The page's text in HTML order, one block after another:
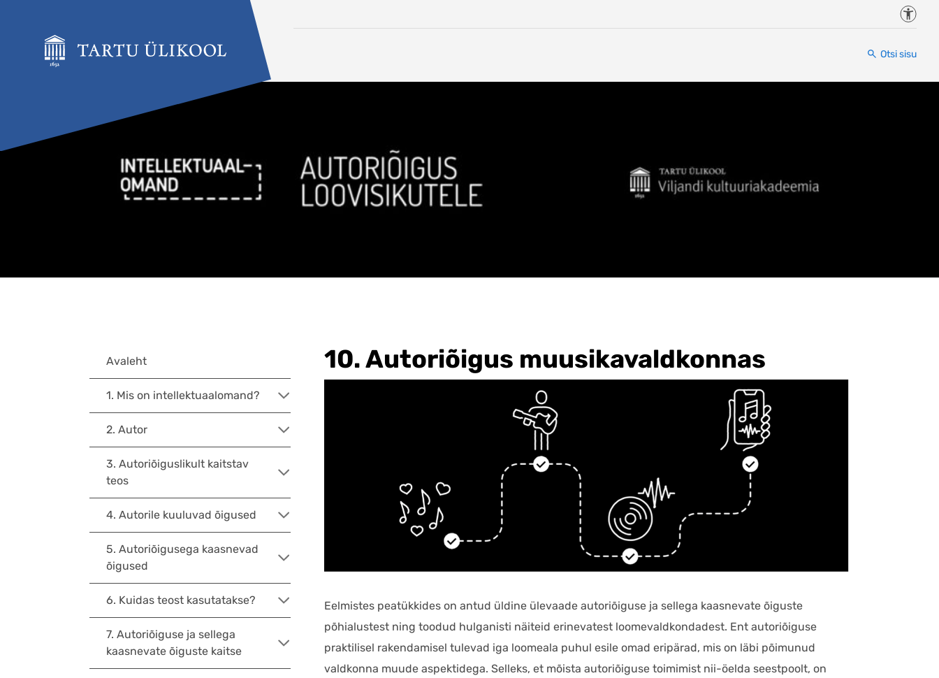
Otsi sisu
10. Autoriõigus muusikavaldkonnas
Eelmistes peatükkides on antud üldine ülevaade autoriõiguse ja sellega kaasnevate õiguste
põhialustest ning toodud hulganisti näiteid erinevatest loomevaldkondadest. Ent autoriõiguse
praktilisel rakendamisel tulevad iga loomeala puhul esile omad eripärad, mis on läbi põimunud
valdkonna muude aspektidega. Selleks, et mõista autoriõiguse toimimist nii-öelda seestpoolt, on
Avaleht
1. Mis on intellektuaalomand?
2. Autor
3. Autoriõiguslikult kaitstav
teos
4. Autorile kuuluvad õigused
5. Autoriõigusega kaasnevad
õigused
6. Kuidas teost kasutatakse?
7. Autoriõiguse ja sellega
kaasnevate õiguste kaitse